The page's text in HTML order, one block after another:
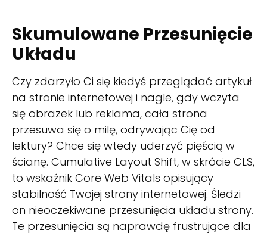
Skumulowane Przesunięcie
Układu
Czy zdarzyło Ci się kiedyś przeglądać artykuł
na stronie internetowej i nagle, gdy wczyta
się obrazek lub reklama, cała strona
przesuwa się o milę, odrywając Cię od
lektury? Chce się wtedy uderzyć pięścią w
ścianę. Cumulative Layout Shift, w skrócie CLS,
to wskaźnik Core Web Vitals opisujący
stabilność Twojej strony internetowej. Śledzi
on nieoczekiwane przesunięcia układu strony.
Te przesunięcia są naprawdę frustrujące dla